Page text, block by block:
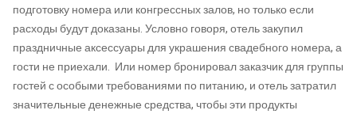
подготовку номера или конгрессных залов, но только если
расходы будут доказаны. Условно говоря, отель закупил
праздничные аксессуары для украшения свадебного номера, а
гости не приехали. Или номер бронировал заказчик для группы
гостей с особыми требованиями по питанию, и отель затратил
значительные денежные средства, чтобы эти продукты